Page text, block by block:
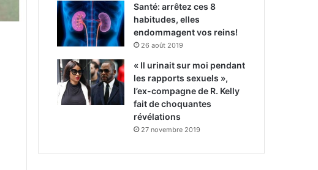
Santé: arrêtez ces 8
habitudes, elles
endommagent vos reins!
26 août 2019
« Il urinait sur moi pendant
les rapports sexuels »,
l’ex-compagne de R. Kelly
fait de choquantes
révélations
27 novembre 2019